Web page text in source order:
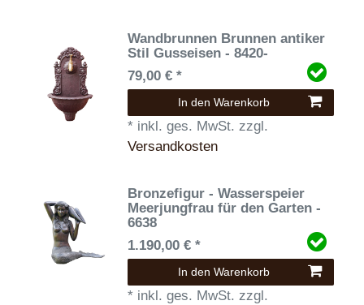
Wandbrunnen Brunnen antiker
Stil Gusseisen - 8420-
79,00 € *
In den Warenkorb
* inkl. ges. MwSt. zzgl.
Versandkosten
Bronzefigur - Wasserspeier
Meerjungfrau für den Garten -
6638
1.190,00 € *
In den Warenkorb
* inkl. ges. MwSt. zzgl.